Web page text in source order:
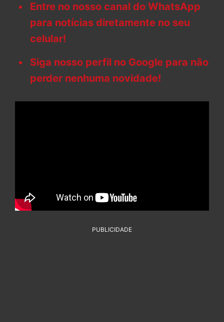
Entre no nosso canal do WhatsApp
para notícias diretamente no seu
celular!
Siga nosso perfil no Google para não
perder nenhuma novidade!
PUBLICIDADE